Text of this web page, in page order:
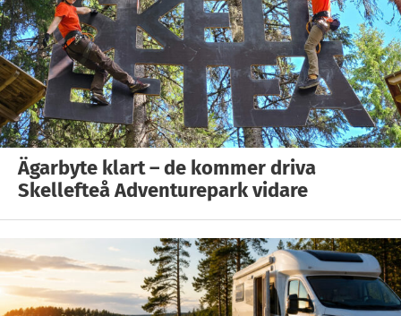
Ägarbyte klart – de kommer driva
Skellefteå Adventurepark vidare